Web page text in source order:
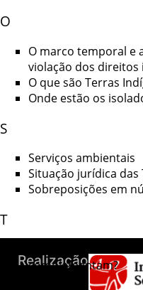
O
O marco temporal e
violação dos direitos
O que são Terras
Onde estão os
S
Serviços ambientais
Situação jurídica das
Sobreposições em
T
complementam?